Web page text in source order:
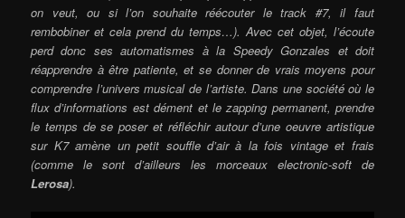
on veut, ou si l’on souhaite réécouter le track #7, il faut
rembobiner et cela prend du temps…). Avec cet objet, l’écoute
perd donc ses automatismes à la Speedy Gonzales et doit
réapprendre à être patiente, et se donner de vrais moyens pour
comprendre l’univers musical de l’artiste. Dans une société où le
flux d’informations est dément et le zapping permanent, prendre
le temps de se poser et réfléchir autour d’une oeuvre artistique
sur K7 amène un petit souffle d’air à la fois vintage et frais
(comme le sont d’ailleurs les morceaux electronic-soft de
Lerosa).